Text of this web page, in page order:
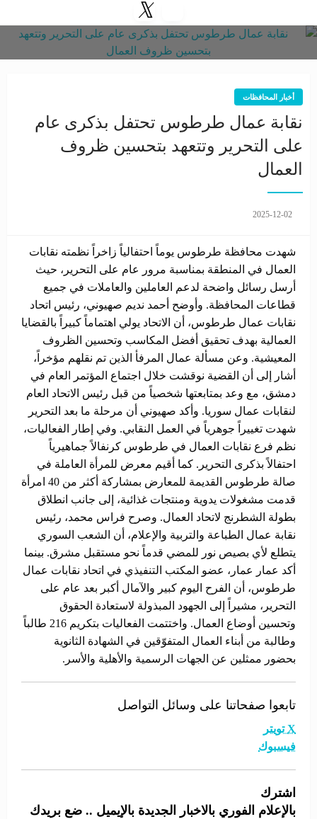
أخبار المحافظات
نقابة عمال طرطوس تحتفل بذكرى عام
على التحرير وتتعهد بتحسين ظروف
العمال
2025-12-02
شهدت محافظة طرطوس يوماً احتفالياً زاخراً نظمته نقابات
العمال في المنطقة بمناسبة مرور عام على التحرير، حيث
أرسل رسائل واضحة لدعم العاملين والعاملات في جميع
قطاعات المحافظة. وأوضح أحمد نديم صهيوني، رئيس اتحاد
نقابات عمال طرطوس، أن الاتحاد يولي اهتماماً كبيراً بالقضايا
العمالية بهدف تحقيق أفضل المكاسب وتحسين الظروف
المعيشية. وعن مسألة عمال المرفأ الذين تم نقلهم مؤخراً،
أشار إلى أن القضية نوقشت خلال اجتماع المؤتمر العام في
دمشق، مع وعد بمتابعتها شخصياً من قبل رئيس الاتحاد العام
لنقابات عمال سوريا. وأكد صهيوني أن مرحلة ما بعد التحرير
شهدت تغييراً جوهرياً في العمل النقابي. وفي إطار الفعاليات،
نظم فرع نقابات العمال في طرطوس كرنفالاً جماهيرياً
احتفالاً بذكرى التحرير. كما أقيم معرض للمرأة العاملة في
صالة طرطوس القديمة للمعارض بمشاركة أكثر من 40 امرأة
قدمت مشغولات يدوية ومنتجات غذائية، إلى جانب انطلاق
بطولة الشطرنج لاتحاد العمال. وصرح فراس محمد، رئيس
نقابة عمال الطباعة والتربية والإعلام، أن الشعب السوري
يتطلع لأي بصيص نور للمضي قدماً نحو مستقبل مشرق. بينما
أكد عمار عمار، عضو المكتب التنفيذي في اتحاد نقابات عمال
طرطوس، أن الفرح اليوم كبير والآمال أكبر بعد عام على
التحرير، مشيراً إلى الجهود المبذولة لاستعادة الحقوق
وتحسين أوضاع العمال. واختتمت الفعاليات بتكريم 216 طالباً
وطالبة من أبناء العمال المتفوّقين في الشهادة الثانوية
بحضور ممثلين عن الجهات الرسمية والأهلية والأسر.
تابعوا صفحاتنا على وسائل التواصل
X تويتر
فيسبوك
اشترك
بالإعلام الفوري بالاخبار الجديدة بالإيميل .. ضع بريدك